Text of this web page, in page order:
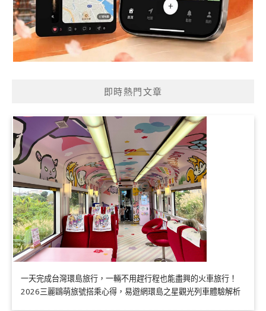
即時熱門文章
一天完成台灣環島旅行，一輛不用趕行程也能盡興的火車旅行！
2026三麗鷗萌旅號搭乘心得，易遊網環島之星觀光列車體驗解析